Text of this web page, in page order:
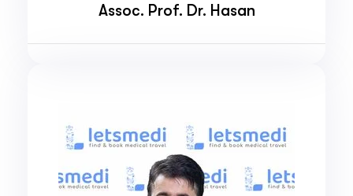
Assoc. Prof. Dr. Hasan